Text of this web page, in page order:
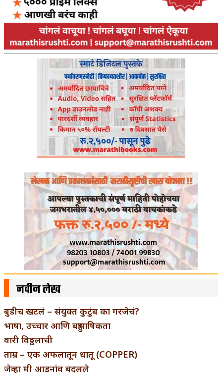
नवीन लेख
बुडीच खटलं – संयुक्त कुटुंब का गरजेचं?
भाषा, उच्चार आणि बहुभाषिकता
वारी विठ्ठलाची
ताम्र – एक अफलातून धातू (COPPER)
जेव्हा मी आडनांव बदलले